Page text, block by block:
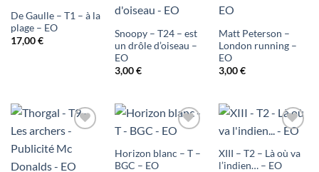
à ma
De Gaulle – T1 – à la
plage – EO
17,00€
Ajouter
liste
Snoopy – T24 – est
un drôle d’oiseau –
EO
3,00€
liste
Matt Peterson –
London running –
EO
3,00€
Ajouter
à ma
à ma
Horizon blanc – T –
BGC – EO
à ma
XIII – T2 – Là où va
l’indien… – EO